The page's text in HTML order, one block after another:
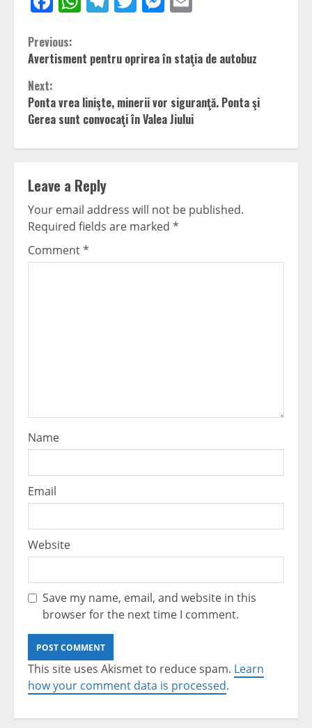
Continue
Reading
Previous:
Avertisment pentru oprirea în staţia de autobuz
Next:
Ponta vrea linişte, minerii vor siguranţă. Ponta şi
Gerea sunt convocaţi în Valea Jiului
Leave a Reply
Your email address will not be published.
Required fields are marked *
Comment*
Name
Email
Website
Save my name, email, and website in this
browser for the next time I comment.
This site uses Akismet to reduce spam. Learn
how your comment data is processed.